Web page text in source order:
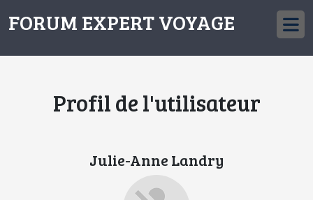
FORUM EXPERT VOYAGE
Profil de l'utilisateur
Julie-Anne Landry